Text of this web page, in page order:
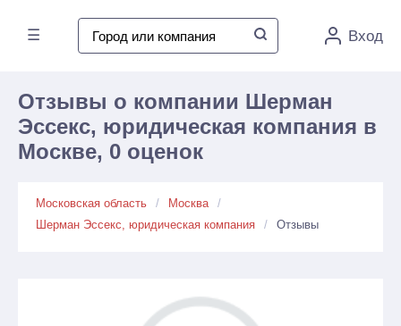
☰ Вход
Отзывы о компании Шерман
Эссекс, юридическая компания в
Москве, 0 оценок
Московская область
Москва
Шерман Эссекс, юридическая компания
Отзывы